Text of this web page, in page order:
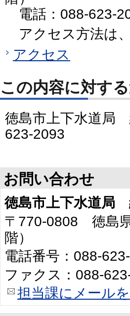
電話：088-623-
アクセス方法は
アクセス
この内容に対す
徳島市上下水道
623-2093
お問い合わせ
徳島市上下水道局
〒770-0808 徳島
階）
電話番号：088-
ファクス：088-
担当課にメール